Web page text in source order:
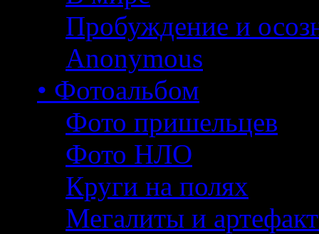
Пробуждение и
Anonymous
• Фотоальбом
Фото пришельцев
Фото НЛО
Круги на полях
Мегалиты и